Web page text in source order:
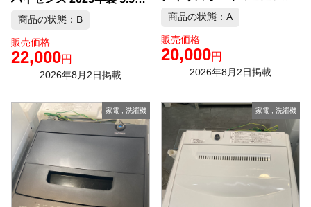
商品の状態：B
販売価格
22,000円
2026年8月2日掲載
商品の状態：A
販売価格
20,000円
2026年8月2日掲載
家電, 洗濯機 家電 洗濯機